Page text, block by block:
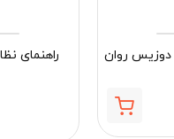
روان راهنمای